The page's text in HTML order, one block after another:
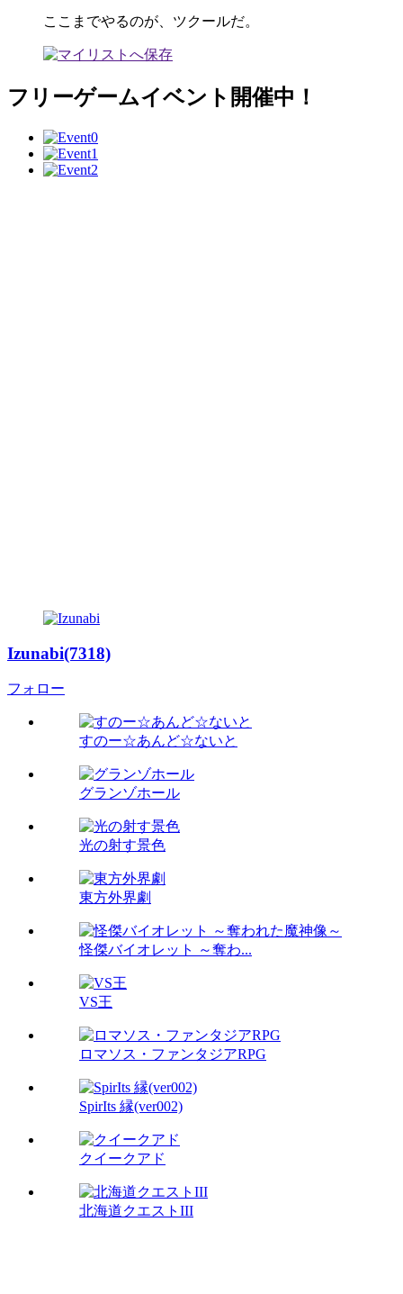
ここまでやるのが、ツクールだ。
フリーゲームイベント開催中！
Izunabi(7318)
フォロー
すのー☆あんど☆ないと
グランゾホール
光の射す景色
東方外界劇
怪傑バイオレット ～奪わ...
VS王
ロマソス・ファンタジアRPG
SpirIts 縁(ver002)
クイークアド
北海道クエストIII